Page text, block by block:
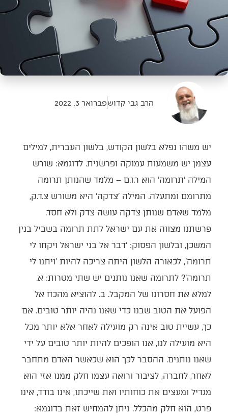
הרב גבי קדושפברואר 3, 2022
יש משהו נפלא בלשון הקודש, בלשון העברית, למילים
עצמן יש משמעות עמוקה ופרשנית. לדוגמא: שורש
המילה 'תרומה' הוא ר.ו.ם – מלמד שהנותן תרומה
מתרומם ומתעלה. המילה 'צדקה' היא משורש צ.ד.ק,
מלמד שאדם שנותן צדקה עושה צדק ולא חסד.
פרשתנו מצווה את עם ישראל לתת תרומה בשביל בנין
המשכן, ובלשון הפסוק: 'דבר אל בני ישראל ויקחו לי
תרומה', לכאורה הלשון היתה צריכה להיות 'ויתנו לי
תרומה'? לתרומה שאנו נותנים יש שתי מטרות: א.
למלא את חסרונו של המקבל. ב. להוציא מהכח אל
הפועל את הטוב שבנו כדי שאנו נהיה יותר טובים. אם
כך, עשיית טוב אינה רק מועילה לאחר אלא יותר מכל
היא מועילה לנו, אנו הופכים להיות יותר טובים על ידי
שאנו נותנים. ההסבר לכך הוא שכאשר האדם מתחבר
לאחר, לחברה, לציבור ורואה עצמו חלק ממנו אזי הוא
מגדיל ומעצים את כוחותיו ואת שייכתו, אינו בודד, אינו
פרט, הוא חלק מהכלל. ניתן להמחיש זאת בדוגמא: